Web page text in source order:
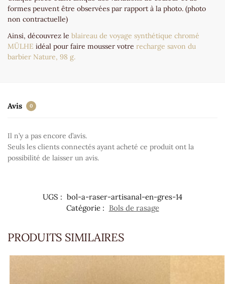
formes peuvent être observées par rapport à la photo. (photo
non contractuelle)
Ainsi, découvrez le blaireau de voyage synthétique chromé
MÜLHE idéal pour faire mousser votre recharge savon du
barbier Nature, 98 g.
Avis 0
Il n’y a pas encore d’avis.
Seuls les clients connectés ayant acheté ce produit ont la
possibilité de laisser un avis.
UGS : bol-a-raser-artisanal-en-gres-14
Catégorie : Bols de rasage
PRODUITS SIMILAIRES